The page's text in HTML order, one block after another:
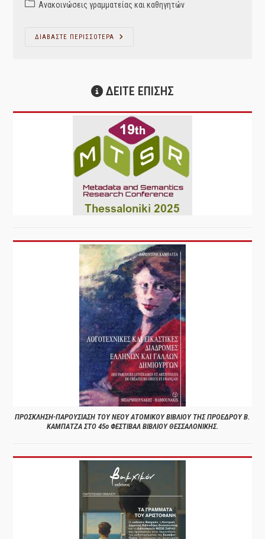
PostΑνακοινώσεις γραμματείας και καθηγητών
ΔΙΑΒΑΣΤΕ ΠΕΡΙΣΣΟΤΕΡΑ
ΠΑΣΟ
ΦΟΙΤΗΤΕΣ
ΔΕΙΤΕ ΕΠΙΣΗΣ
ΠΡΟΣΚΛΗΣΗ-ΠΑΡΟΥΣΙΑΣΗ ΤΟΥ ΝΕΟΥ ΑΤΟΜΙΚΟΥ ΒΙΒΛΙΟΥ ΤΗΣ ΠΡΟΕΔΡΟΥ Β.
ΚΑΜΠΑΤΖΑ ΣΤΟ 45ο ΦΕΣΤΙΒΑΛ ΒΙΒΛΙΟΥ ΘΕΣΣΑΛΟΝΙΚΗΣ.